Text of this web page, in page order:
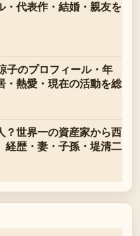
・代表作・結婚・親友を
子のプロフィール・年
・熱愛・現在の活動を総
？世界一の資産家から西
経歴・妻・子孫・堤清二